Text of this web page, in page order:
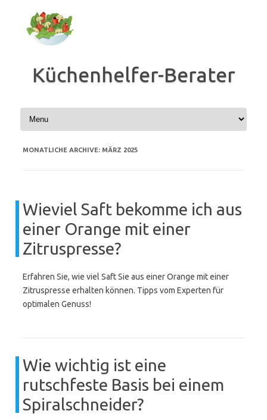
springen
Küchenhelfer-Berater
MONATLICHE ARCHIVE: MÄRZ 2025
Wieviel Saft bekomme ich aus
einer Orange mit einer
Zitruspresse?
Erfahren Sie, wie viel Saft Sie aus einer Orange mit einer
Zitruspresse erhalten können. Tipps vom Experten für
optimalen Genuss!
Wie wichtig ist eine
rutschfeste Basis bei einem
Spiralschneider?